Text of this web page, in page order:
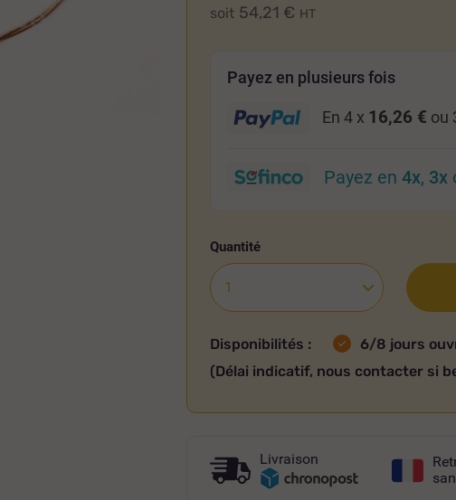
soit 54,21 € HT
Payez en plusieurs fois
En 4 x 16,26 € ou
Payez en4x, 3x
Quantité
Disponibilités :
6/8 jours
(Délai indicatif, nous contacter si
Livraison